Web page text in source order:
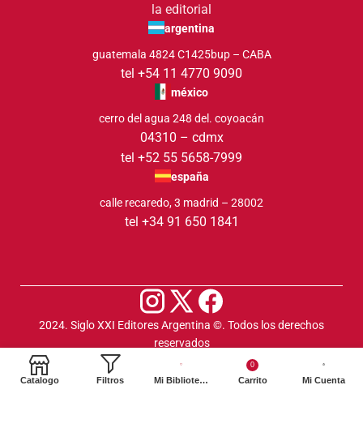
la editorial
argentina
guatemala 4824 C1425bup – CABA
tel +54 11 4770 9090
méxico
cerro del agua 248 del. coyoacán
04310 – cdmx
tel +52 55 5658-7999
españa
calle recaredo, 3 madrid – 28002
tel +34 91 650 1841
2024. Siglo XXI Editores Argentina ©️. Todos los derechos
reservados
Catalogo Filtros Mi Biblioteca
0
Carrito Mi Cuenta